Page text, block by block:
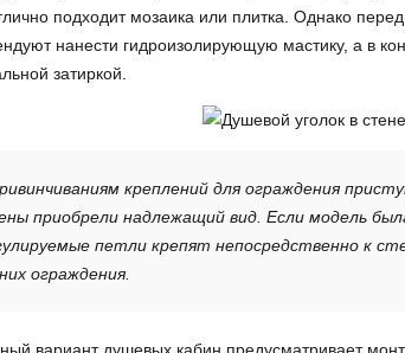
подходит мозаика или плитка. Однако
нанести гидроизолирующую мастику, а в
затиркой.
креплений для ограждения
приобрели надлежащий вид. Если модель
петли крепят непосредственно к
ограждения.